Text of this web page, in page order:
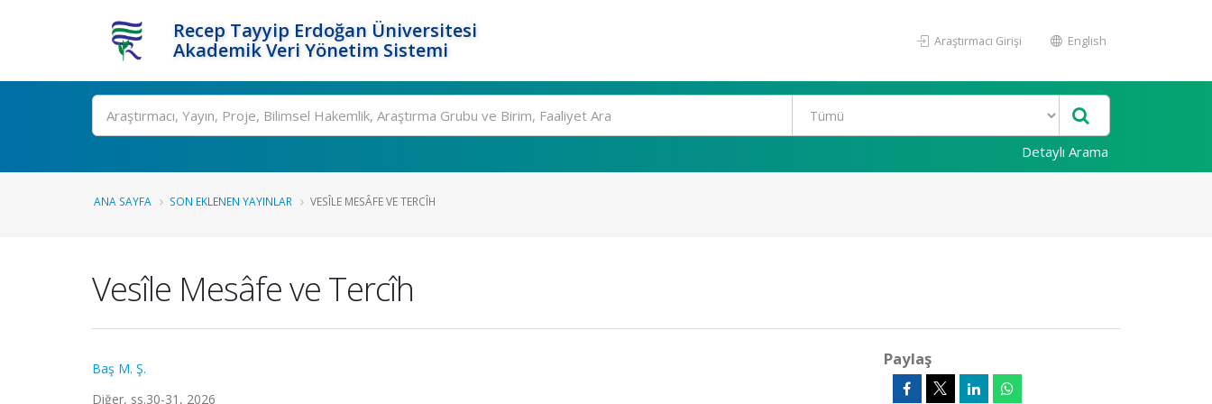
Recep Tayyip Erdoğan Üniversitesi
Akademik Veri Yönetim Sistemi
Araştırmacı Girişi English
Ara
Detaylı Arama
ANA SAYFA SON EKLENEN YAYINLAR VESÎLE MESÂFE VE TERCÎH
Vesîle Mesâfe ve Tercîh
Baş M. Ş.
Diğer, ss.30-31, 2026
Paylaş